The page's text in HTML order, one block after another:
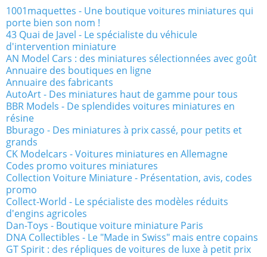
1001maquettes - Une boutique voitures miniatures qui
porte bien son nom !
43 Quai de Javel - Le spécialiste du véhicule
d'intervention miniature
AN Model Cars : des miniatures sélectionnées avec goût
Annuaire des boutiques en ligne
Annuaire des fabricants
AutoArt - Des miniatures haut de gamme pour tous
BBR Models - De splendides voitures miniatures en
résine
Bburago - Des miniatures à prix cassé, pour petits et
grands
CK Modelcars - Voitures miniatures en Allemagne
Codes promo voitures miniatures
Collection Voiture Miniature - Présentation, avis, codes
promo
Collect-World - Le spécialiste des modèles réduits
d'engins agricoles
Dan-Toys - Boutique voiture miniature Paris
DNA Collectibles - Le "Made in Swiss" mais entre copains
GT Spirit : des répliques de voitures de luxe à petit prix